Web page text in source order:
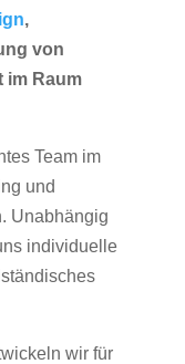
,
von
im Raum
Team im
und
Unabhängig
individuelle
wir für